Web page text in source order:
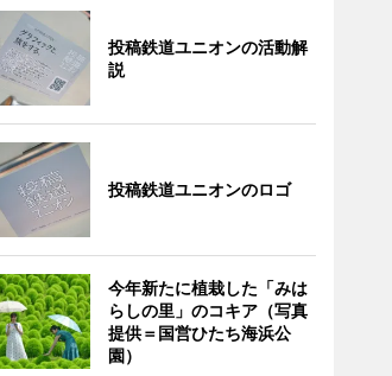
投稿鉄道ユニオンの活動解
説
投稿鉄道ユニオンのロゴ
今年新たに植栽した「みは
らしの里」のコキア（写真
提供＝国営ひたち海浜公
園）